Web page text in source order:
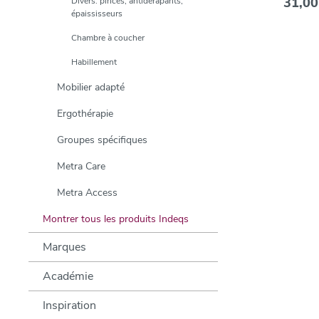
épaississeurs
Chambre à coucher
Habillement
Mobilier adapté
Ergothérapie
Groupes spécifiques
Metra Care
Metra Access
Montrer tous les produits Indeqs
Marques
Académie
Inspiration